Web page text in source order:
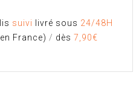
suivi livré sous 24/48H
France) / dès 7,90€